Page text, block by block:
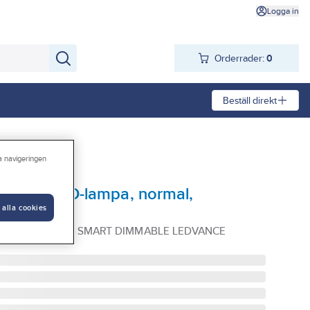
Logga in
Orderrader: 0
Beställ direkt
LED-lampa, normal,
BT
20 ST SMART DIMMABLE LEDVANCE
navigeringen
alla cookies